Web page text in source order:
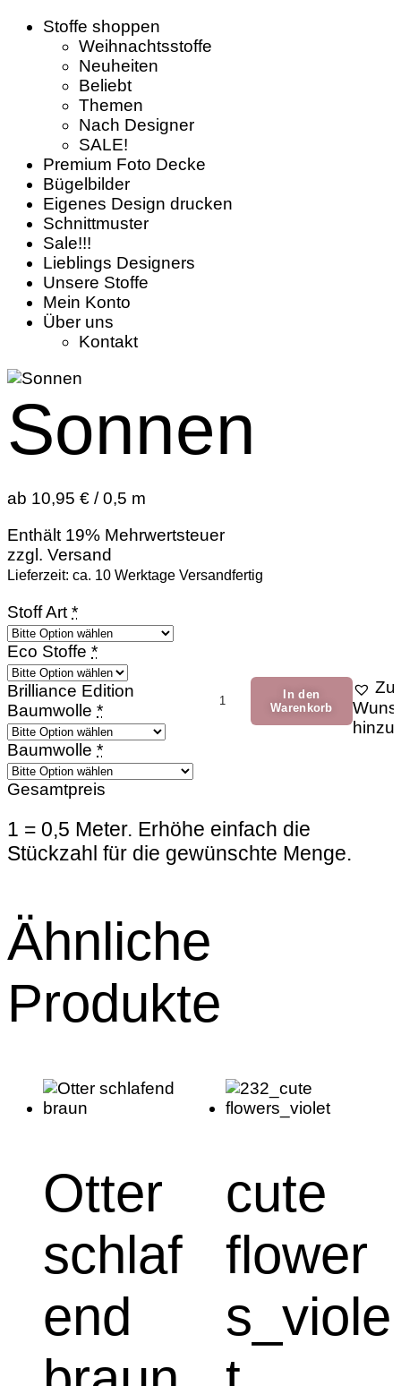
Stoffe shoppen
Weihnachtsstoffe
Neuheiten
Beliebt
Themen
Nach Designer
SALE!
Premium Foto Decke
Bügelbilder
Eigenes Design drucken
Schnittmuster
Sale!!!
Lieblings Designers
Unsere Stoffe
Mein Konto
Über uns
Kontakt
Sonnen
ab 10,95 € / 0,5 m
Enthält 19% Mehrwertsteuer
zzgl. Versand
Lieferzeit: ca. 10 Werktage Versandfertig
Stoff Art *
Eco Stoffe *
Brilliance Edition
Baumwolle *
Baumwolle *
Gesamtpreis
Menge
In den
Warenkorb
Zur
1 = 0,5 Meter. Erhöhe einfach die
Stückzahl für die gewünschte Menge.
Ähnliche
Produkte
Otter
schlaf
end
cute
flower
s_viole